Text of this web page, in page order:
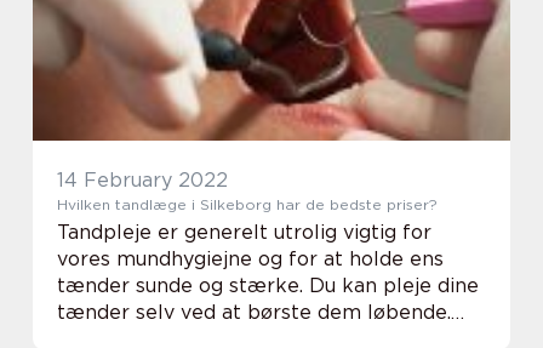
den ...
14 February 2022
Hvilken tandlæge i Silkeborg har de bedste priser?
Tandpleje er generelt utrolig vigtig for
vores mundhygiejne og for at holde ens
tænder sunde og stærke. Du kan pleje dine
tænder selv ved at børste dem løbende.